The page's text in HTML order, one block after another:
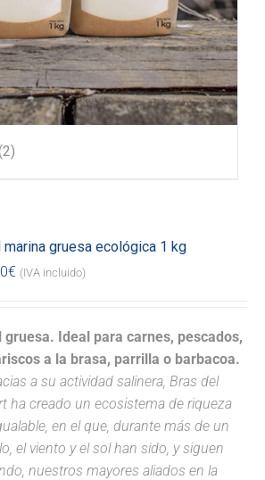
marina gruesa ecológica 1 kg
€ (IVA incluido)
gruesa. Ideal para carnes, pescados,
a la brasa, parrilla o barbacoa.
a su actividad salinera, Bras del
ha creado un ecosistema de riqueza
en el que, durante más de un
el viento y el sol han sido, y siguen
nuestros mayores aliados en la